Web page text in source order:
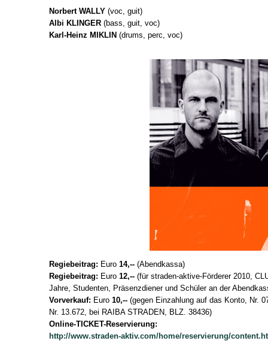
Norbert WALLY(voc, guit)
Albi KLINGER(bass, guit, voc)
Karl-Heinz MIKLIN (drums, perc, voc)
Regiebeitrag: Euro 14,--(Abendkassa)
Regiebeitrag: Euro 12,--(für straden-aktive-Förderer 2010,
Jahre, Studenten, Präsenzdiener und Schüler an der
Vorverkauf: Euro 10,--(gegen Einzahlung auf das Konto, Nr.
Nr. 13.672, bei RAIBA STRADEN, BLZ. 38436)
Online-TICKET-Reservierung:
http://www.straden-aktiv.com/home/reservierung/